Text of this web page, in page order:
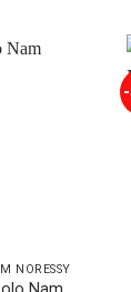
NORESSY